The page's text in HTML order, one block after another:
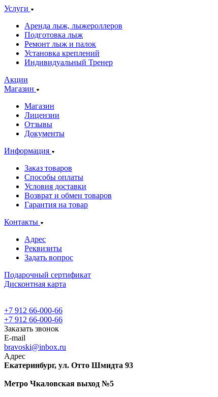
Услуги
Аренда лыж, лыжероллеров
Подготовка лыж
Ремонт лыж и палок
Установка креплений
Индивидуальный Тренер
Акции
Магазин
Магазин
Лицензии
Отзывы
Документы
Информация
Заказ товаров
Способы оплаты
Условия доставки
Возврат и обмен товаров
Гарантия на товар
Контакты
Адрес
Реквизиты
Задать вопрос
Подарочный сертификат
Дисконтная карта
+7 912 66-000-66
+7 912 66-000-66
Заказать звонок
E-mail
bravoski@inbox.ru
Адрес
Екатеринбург, ул. Отто Шмидта 93
Метро Чкаловская выход №5